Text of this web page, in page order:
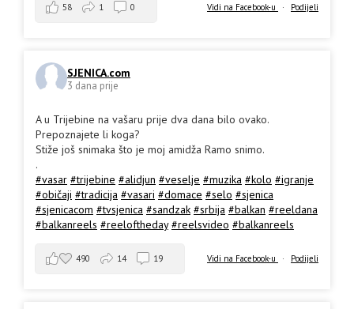
Vidi na Facebook-u · Podijeli
58 1 0
SJENICA.com
3 dana prije
A u Trijebine na vašaru prije dva dana bilo ovako.
Prepoznajete li koga?
Stiže još snimaka što je moj amidža Ramo snimo.
.
#vasar #trijebine #alidjun #veselje #muzika #kolo #igranje
#običaji #tradicija #vasari #domace #selo #sjenica
#sjenicacom #tvsjenica #sandzak #srbija #balkan #reeldana
#balkanreels #reeloftheday #reelsvideo #balkanreels
Vidi na Facebook-u · Podijeli
490 14 19